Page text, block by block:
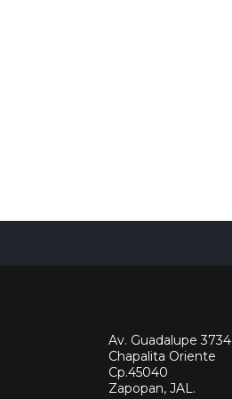
Av. Guadalupe 3734
Chapalita Oriente
Cp.45040
Zapopan, JAL.